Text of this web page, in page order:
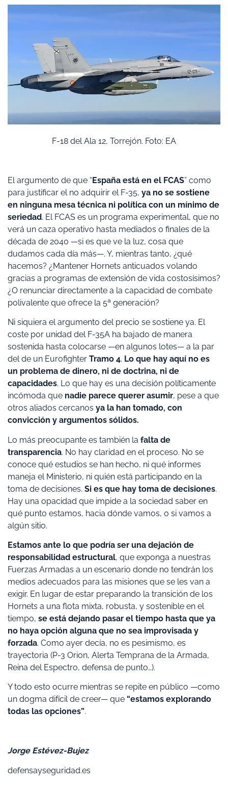
F-18 del Ala 12, Torrejón. Foto: EA
El argumento de que “España está en el FCAS” como
para justificar el no adquirir el F-35, ya no se sostiene
en ninguna mesa técnica ni política con un mínimo de
seriedad. El FCAS es un programa experimental, que no
verá un caza operativo hasta mediados o finales de la
década de 2040 —si es que ve la luz, cosa que
dudamos cada día más—. Y, mientras tanto, ¿qué
hacemos? ¿Mantener Hornets anticuados volando
gracias a programas de extensión de vida costosísimos?
¿O renunciar directamente a la capacidad de combate
polivalente que ofrece la 5ª generación?
Ni siquiera el argumento del precio se sostiene ya. El
coste por unidad del F-35A ha bajado de manera
sostenida hasta colocarse —en algunos lotes— a la par
del de un Eurofighter Tramo 4. Lo que hay aquí no es
un problema de dinero, ni de doctrina, ni de
capacidades. Lo que hay es una decisión políticamente
incómoda que nadie parece querer asumir, pese a que
otros aliados cercanos ya la han tomado, con
convicción y argumentos sólidos.
Lo más preocupante es también la falta de
transparencia. No hay claridad en el proceso. No se
conoce qué estudios se han hecho, ni qué informes
maneja el Ministerio, ni quién está participando en la
toma de decisiones. Si es que hay toma de decisiones.
Hay una opacidad que impide a la sociedad saber en
qué punto estamos, hacia dónde vamos, o si vamos a
algún sitio.
Estamos ante lo que podría ser una dejación de
responsabilidad estructural, que exponga a nuestras
Fuerzas Armadas a un escenario donde no tendrán los
medios adecuados para las misiones que se les van a
exigir. En lugar de estar preparando la transición de los
Hornets a una flota mixta, robusta, y sostenible en el
tiempo, se está dejando pasar el tiempo hasta que ya
no haya opción alguna que no sea improvisada y
forzada. Como ayer decía, no es pesimismo, es
trayectoria (P-3 Orion, Alerta Temprana de la Armada,
Reina del Espectro, defensa de punto…).
Y todo esto ocurre mientras se repite en público —como
un dogma difícil de creer— que “estamos explorando
todas las opciones”.
Jorge Estévez-Bujez
defensayseguridad.es